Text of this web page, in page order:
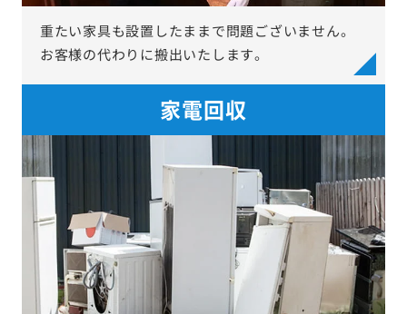
重たい家具も設置したままで問題ございません。
お客様の代わりに搬出いたします。
家電回収